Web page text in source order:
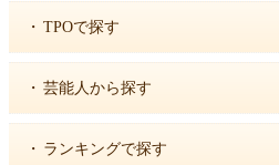
・ TPOで探す
・ 芸能人から探す
・ ランキングで探す